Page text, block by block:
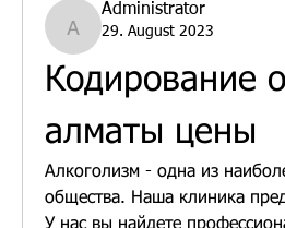
Administrator
Administrator
29. August 2023
Кодирование
алматы цены
Алкоголизм - одна из
общества. Наша клиника